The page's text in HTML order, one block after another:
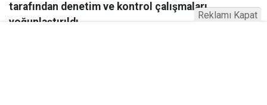
tarafından denetim ve kontrol çalışmaları
yoğunlaştırıldı.
Reklamı Kapat